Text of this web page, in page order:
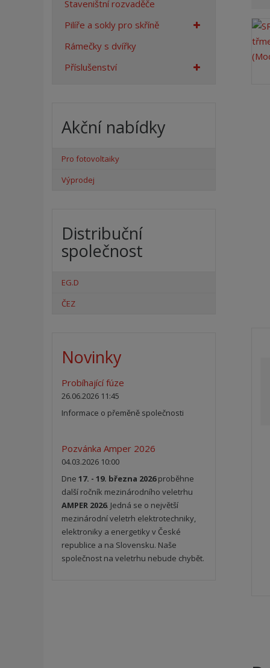
Staveništní rozvaděče
Pilíře a sokly pro skříně
Rámečky s dvířky
Příslušenství
Akční nabídky
Pro fotovoltaiky
Výprodej
Distribuční
společnost
EG.D
ČEZ
Novinky
Probíhající fúze
26.06.2026 11:45
Informace o přeměně společnosti
Pozvánka Amper 2026
04.03.2026 10:00
Dne17. - 19. března 2026proběhne
další ročník mezinárodního veletrhu
AMPER 2026. Jedná se o největší
mezinárodní veletrh elektrotechniky,
elektroniky a energetiky v České
republice a na Slovensku. Naše
společnost na veletrhu nebude chybět.